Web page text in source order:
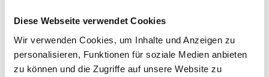
Diese Webseite verwendet Cookies
Wir verwenden Cookies, um Inhalte und Anzeigen zu
personalisieren, Funktionen für soziale Medien anbieten
zu können und die Zugriffe auf unsere Website zu